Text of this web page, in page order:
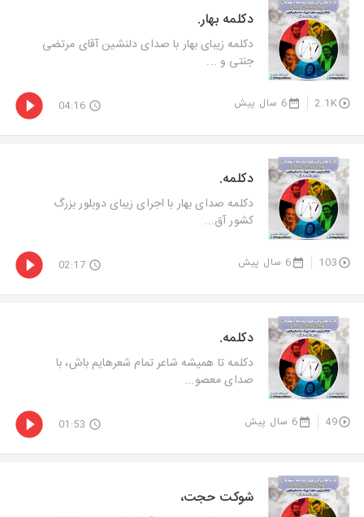
دکلمه بهار.
دكلمه زیبای بهار با صدای دلنشین آقای مرتضی
جنتی و ...
2.1K 6 سال پیش 04:16
دکلمه.
دكلمه صدای بهار با اجرای زیبای دوبلور بزرگ
كشور آق...
103 6 سال پیش 02:17
دکلمه.
دكلمه تا همیشه شاعر تمام شعرهایم باش، با
صدای معصو...
49 6 سال پیش 01:53
شوكت حجت،